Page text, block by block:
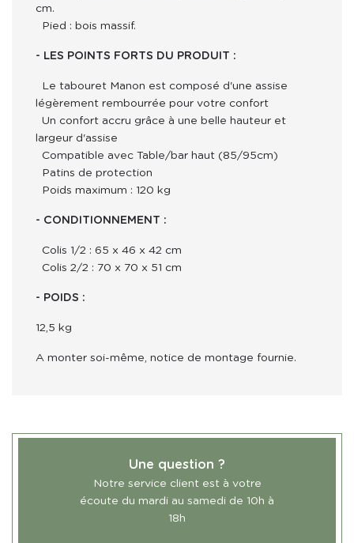
cm.
Pied : bois massif.
- LES POINTS FORTS DU PRODUIT :
Le tabouret Manon est composé d'une assise
légèrement rembourrée pour votre confort
Un confort accru grâce à une belle hauteur et
largeur d'assise
Compatible avec Table/bar haut (85/95cm)
Patins de protection
Poids maximum : 120 kg
- CONDITIONNEMENT :
Colis 1/2 : 65 x 46 x 42 cm
Colis 2/2 : 70 x 70 x 51 cm
- POIDS :
12,5 kg
A monter soi-même, notice de montage fournie.
Une question ?
Notre service client est à votre
écoute du mardi au samedi de 10h à
18h